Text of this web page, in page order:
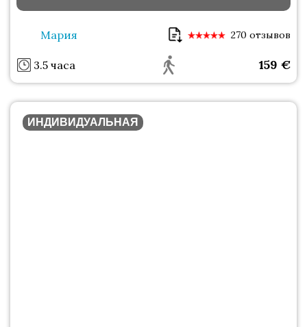
Мария 270 отзывов
3.5 часа 159 €
ИНДИВИДУАЛЬНАЯ